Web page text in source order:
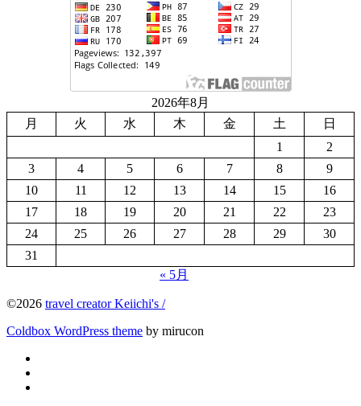
2026年8月
月
火 水 木 金 土
日
1
2
3
4 5 6 7 8
9
10
11 12 13 14 15
16
17
18 19 20 21 22
23
24
25 26 27 28 29
30
31
« 5月
©2026 travel creator Keiichi's /
Coldbox WordPress theme by mirucon